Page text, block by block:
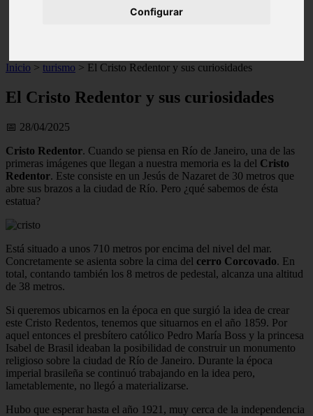
Configurar
Inicio > turismo > El Cristo Redentor y sus curiosidades
El Cristo Redentor y sus curiosidades
📅 28/04/2025
Cristo Redentor. Cuando se piensa en Río de Janeiro, una de las
primeras imágenes que llegan a nuestra memoria es la del Cristo
Redentor. Este consiste en un Jesús de Nazaret de 30 metros que
abre sus brazos a la ciudad de Río. Pero ¿qué sabemos de ésta
estatua?
Está situado a unos 710 metros por encima del nivel del mar.
Concretamente se asienta sobre la cima del cerro Corcovado. En
total, contando también los 8 metros de pedestal, alcanza una altitud
de 38 metros.
Si queremos ubicarnos en la época en que surgió la idea de crear
este Cristo Redentos, tenemos que situarnos en el año 1859. Por
aquel entonces el presbítero católico Pedro María Boss y la princesa
Isabel de Brasil ideaban la posibilidad de construir un monumento
religioso sobre la ciudad de Río de Janeiro. Durante la época
imperial brasileña se continuó trabajando en la idea pero,
lametablemente, no llegó a materializarse.
Hubo que esperar hasta el año 1921, muy cerca de la independencia